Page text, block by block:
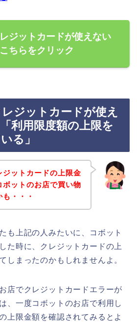
ジットカードが使えない
ちらをクリック
ジットカードが使え
利用限度額の上限を
る」
ジットカードの上限金
ットのお店で買い物
・・・
も上記の人みたいに、コボット
た時に、クレジットカードの上
しまったのかもしれませんよ。
店でクレジットカードエラーが
、一度コボットのお店で利用し
上限金額を確認されてみるとよ